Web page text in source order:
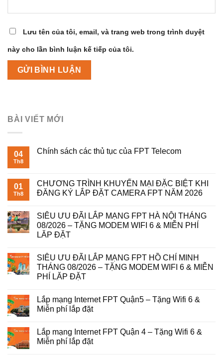
BÀI VIẾT MỚI
04
Th8
Chính sách các thủ tục của FPT Telecom
01
Th8
CHƯƠNG TRÌNH KHUYẾN MẠI ĐẶC BIỆT KHI
ĐĂNG KÝ LẮP ĐẶT CAMERA FPT NĂM 2026
SIÊU ƯU ĐÃI LẮP MẠNG FPT HÀ NỘI THÁNG
08/2026 – TẶNG MODEM WIFI 6 & MIỄN PHÍ
LĂP ĐẶT
SIÊU ƯU ĐÃI LẮP MẠNG FPT HỒ CHÍ MINH
THÁNG 08/2026 – TẶNG MODEM WIFI 6 & MIỄN
PHÍ LĂP ĐẶT
Lắp mạng Internet FPT Quận5 – Tặng Wifi 6 &
Miễn phí lắp đặt
Lắp mạng Internet FPT Quận 4 – Tặng Wifi 6 &
Miễn phí lắp đặt
Lưu tên của tôi, email, và trang web trong trình duyệt
này cho lần bình luận kế tiếp của tôi.